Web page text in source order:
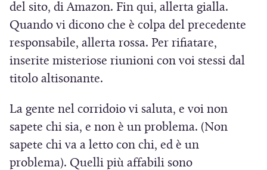
r
a
)
r
)
del sito, di Amazon. Fin qui, allerta gialla.
Quando vi dicono che è colpa del precedente
responsabile, allerta rossa. Per rifiatare,
inserite misteriose riunioni con voi stessi dal
titolo altisonante.
La gente nel corridoio vi saluta, e voi non
sapete chi sia, e non è un problema. (Non
sapete chi va a letto con chi, ed è un
problema). Quelli più affabili sono